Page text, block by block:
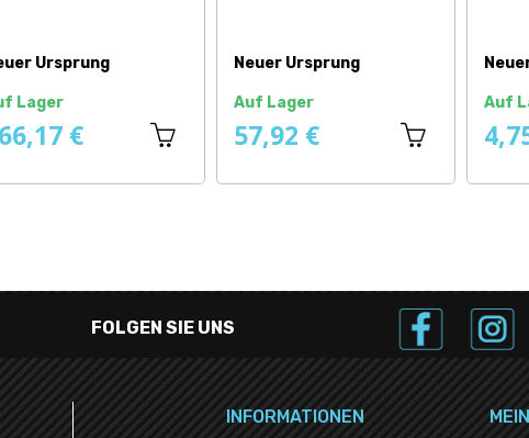
Ursprung
Lager
€
Neuer Ursprung
Auf Lager
57,92 €
Auf
FOLGEN SIE UNS
INFORMATIONEN